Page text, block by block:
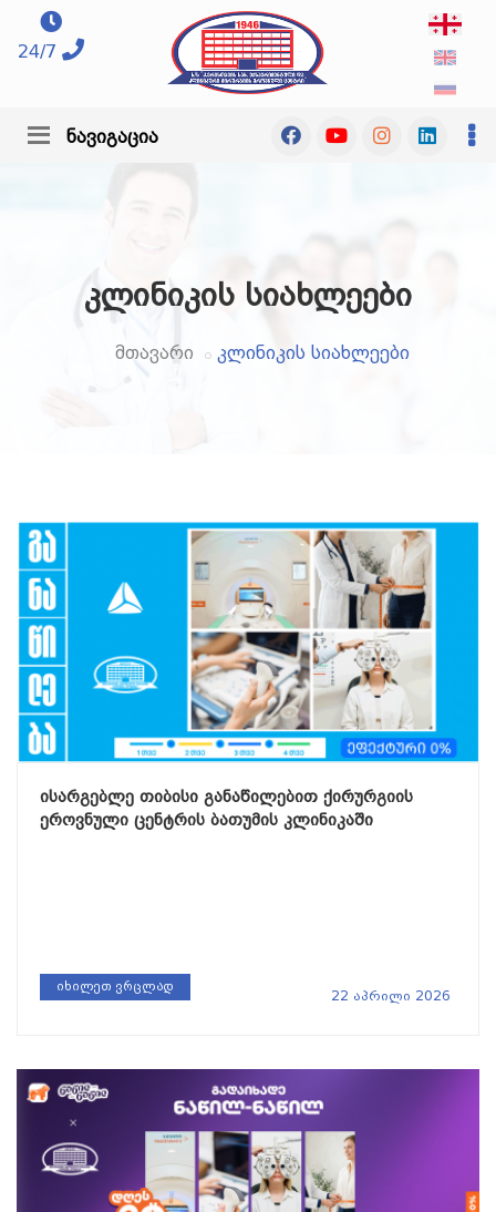
24/7
ნავიგაცია
კლინიკის სიახლეები
მთავარი კლინიკის სიახლეები
ისარგებლე თიბისი განაწილებით ქირურგიის
ეროვნული ცენტრის ბათუმის კლინიკაში
იხილეთ ვრცლად
22 აპრილი 2026